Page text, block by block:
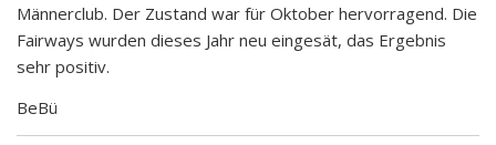
Männerclub. Der Zustand war für Oktober hervorragend. Die
Fairways wurden dieses Jahr neu eingesät, das Ergebnis
sehr positiv.
BeBü